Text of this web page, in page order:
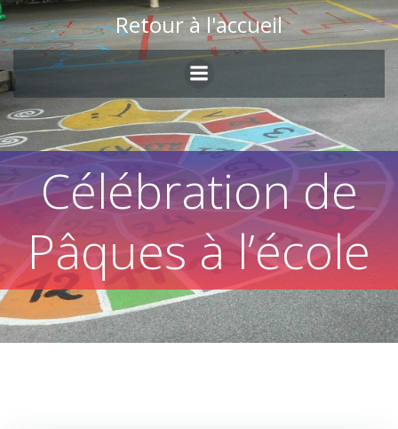
Skip
to
content
Retour à l'accueil
Célébration de
Pâques à l’école